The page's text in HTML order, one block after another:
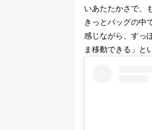
いあたたかさで、
きっとバッグの中
感じながら、すっ
ま移動できる」と